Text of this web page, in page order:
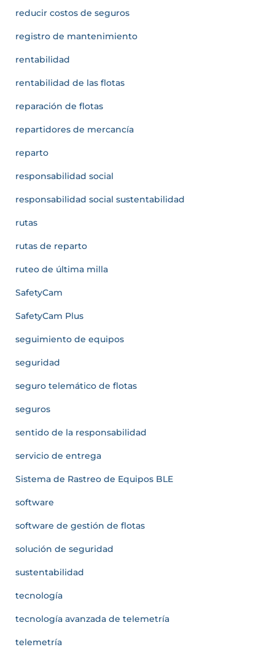
reducir costos de seguros
registro de mantenimiento
rentabilidad
rentabilidad de las flotas
reparación de flotas
repartidores de mercancía
reparto
responsabilidad social
responsabilidad social sustentabilidad
rutas
rutas de reparto
ruteo de última milla
SafetyCam
SafetyCam Plus
seguimiento de equipos
seguridad
seguro telemático de flotas
seguros
sentido de la responsabilidad
servicio de entrega
Sistema de Rastreo de Equipos BLE
software
software de gestión de flotas
solución de seguridad
sustentabilidad
tecnología
tecnología avanzada de telemetría
telemetría